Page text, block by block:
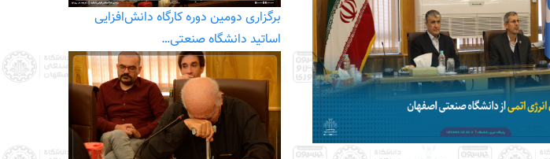
برگزاری دومین دوره کارگاه دانش‌افزایی
اساتید دانشگاه صنعتی…